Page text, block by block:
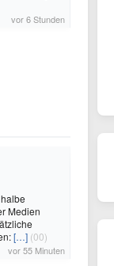
vor 6 Stunden
Medien
[…] (00)
vor 55 Minuten